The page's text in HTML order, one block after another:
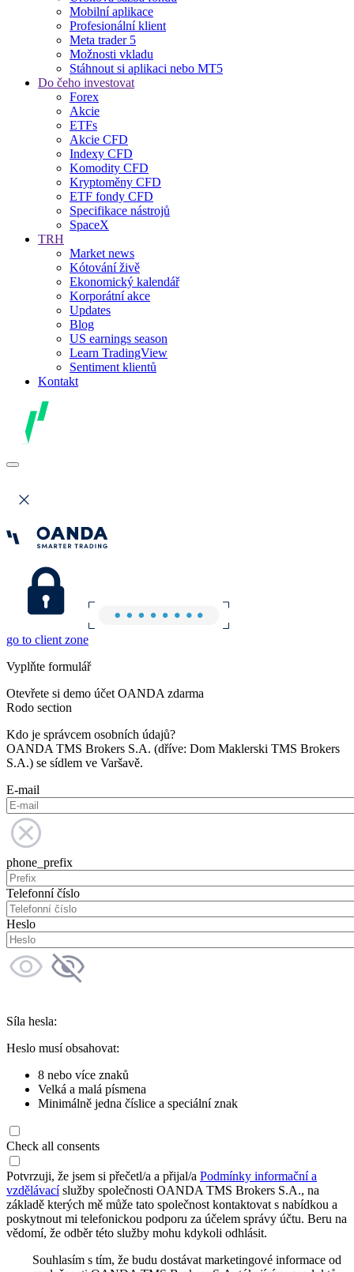
Mobilní aplikace
Profesionální klient
Meta trader 5
Možnosti vkladu
Stáhnout si aplikaci nebo MT5
Do čeho investovat
Forex
Akcie
ETFs
Akcie CFD
Indexy CFD
Komodity CFD
Kryptoměny CFD
ETF fondy CFD
Specifikace nástrojů
SpaceX
TRH
Market news
Kótování živě
Ekonomický kalendář
Korporátní akce
Updates
Blog
US earnings season
Learn TradingView
Sentiment klientů
Kontakt
go to client zone
Vyplňte formulář
Otevřete si demo účet OANDA zdarma
Rodo section
Kdo je správcem osobních údajů?
OANDA TMS Brokers S.A. (dříve: Dom Maklerski TMS Brokers
S.A.) se sídlem ve Varšavě.
E-mail
phone_prefix
Telefonní číslo
Heslo
Síla hesla:
Heslo musí obsahovat:
8 nebo více znaků
Velká a malá písmena
Minimálně jedna číslice a speciální znak
Check all consents
Potvrzuji, že jsem si přečetl/a a přijal/a Podmínky informační a
vzdělávacíslužby společnosti OANDA TMS Brokers S.A., na
základě kterých mě může tato společnost kontaktovat s nabídkou a
poskytnout mi telefonickou podporu za účelem správy účtu. Beru na
vědomí, že odběr této služby mohu kdykoli odhlásit.
Souhlasím s tím, že budu dostávat marketingové informace od